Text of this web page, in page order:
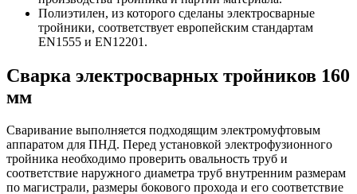
Полиэтилен, из которого сделаны электросварные
тройники, соответствует европейским стандартам
EN1555 и EN12201.
Сварка электросварных тройников 160
мм
Сваривание выполняется подходящим электромуфтовым
аппаратом для ПНД. Перед установкой электрофузионного
тройника необходимо проверить овальность труб и
соответствие наружного диаметра труб внутренним размерам
по магистрали, размеры бокового прохода и его соответствие